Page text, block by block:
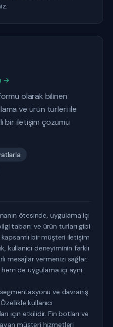
→
olarak bilinen
ve ürün turleri ile
bir iletişim çözümü
ötesinde, uygulama içi
tabanı ve ürün turları gibi
bir müşteri iletişim
kullanıcı deneyiminin farklı
mesajlar vermenizi sağlar.
de uygulama içi aynı
ve davranış
kullanıcı
için etkilidir. Fin botları ve
müşteri hizmetleri